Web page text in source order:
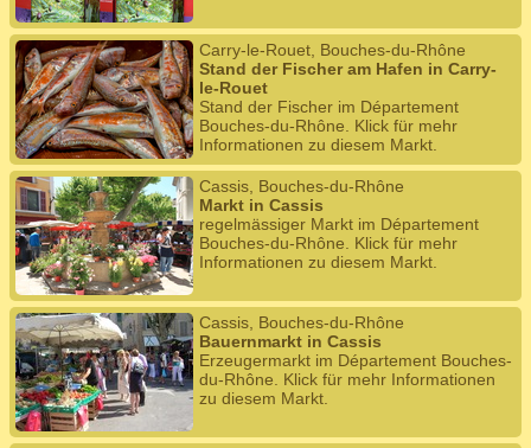
Carry-le-Rouet, Bouches-du-Rhône
Stand der Fischer am Hafen in Carry-
le-Rouet
Stand der Fischer im Département
Bouches-du-Rhône. Klick für mehr
Informationen zu diesem Markt.
Cassis, Bouches-du-Rhône
Markt in Cassis
regelmässiger Markt im Département
Bouches-du-Rhône. Klick für mehr
Informationen zu diesem Markt.
Cassis, Bouches-du-Rhône
Bauernmarkt in Cassis
Erzeugermarkt im Département Bouches-
du-Rhône. Klick für mehr Informationen
zu diesem Markt.